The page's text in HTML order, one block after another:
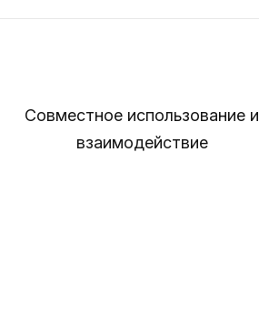
Совместное использование и
взаимодействие